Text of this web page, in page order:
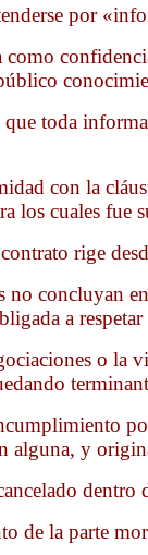
por
como
que toda
con la
los cuales fue
rige
no concluyan
a
o la
alguna, y
de la parte